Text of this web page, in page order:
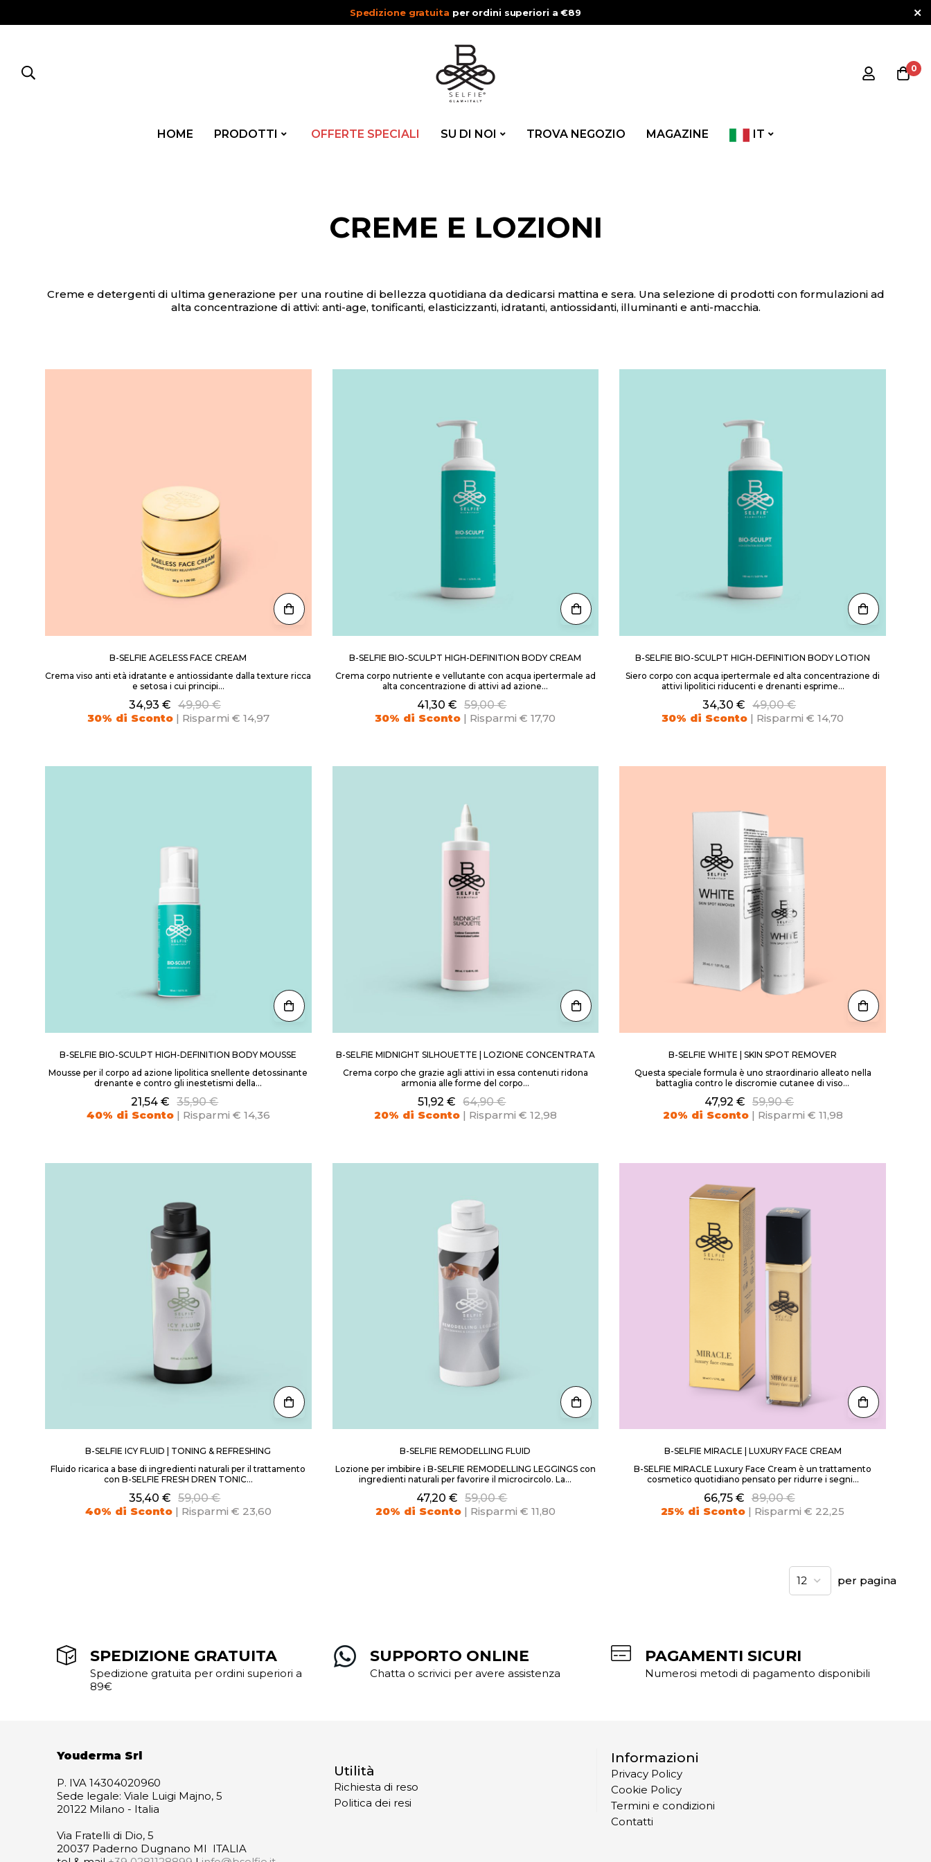
Spedizione gratuita per ordini superiori a €89
0
HOME PRODOTTI OFFERTE SPECIALI SU DI NOI TROVA NEGOZIO MAGAZINE IT
CREME E LOZIONI
Creme e detergenti di ultima generazione per una routine di bellezza quotidiana da dedicarsi mattina e sera. Una selezione di prodotti con formulazioni ad
alta concentrazione di attivi: anti-age, tonificanti, elasticizzanti, idratanti, antiossidanti, illuminanti e anti-macchia.
B-SELFIE AGELESS FACE CREAM
Crema viso anti età idratante e antiossidante dalla texture ricca
e setosa i cui principi...
34,93 € 49,90 €
30% di Sconto| Risparmi € 14,97
B-SELFIE BIO-SCULPT HIGH-DEFINITION BODY CREAM
Crema corpo nutriente e vellutante con acqua ipertermale ad
alta concentrazione di attivi ad azione...
41,30 €
59,00 €
30% di Sconto | Risparmi € 17,70
B-SELFIE BIO-SCULPT HIGH-DEFINITION BODY LOTION
Siero corpo con acqua ipertermale ed alta concentrazione di
attivi lipolitici riducenti e drenanti esprime...
34,30 € 49,00 €
30% di Sconto | Risparmi € 14,70
B-SELFIE BIO-SCULPT HIGH-DEFINITION BODY MOUSSE
Mousse per il corpo ad azione lipolitica snellente detossinante
drenante e contro gli inestetismi della...
21,54 € 35,90 €
40% di Sconto| Risparmi € 14,36
B-SELFIE MIDNIGHT SILHOUETTE | LOZIONE CONCENTRATA
Crema corpo che grazie agli attivi in essa contenuti ridona
armonia alle forme del corpo...
51,92 €
64,90 €
20% di Sconto| Risparmi € 12,98
B-SELFIE WHITE | SKIN SPOT REMOVER
Questa speciale formula è uno straordinario alleato nella
battaglia contro le discromie cutanee di viso...
47,92 € 59,90 €
20% di Sconto| Risparmi € 11,98
B-SELFIE ICY FLUID | TONING & REFRESHING
Fluido ricarica a base di ingredienti naturali per il trattamento
con B-SELFIE FRESH DREN TONIC...
35,40 € 59,00 €
40% di Sconto| Risparmi € 23,60
B-SELFIE REMODELLING FLUID
Lozione per imbibire i B-SELFIE REMODELLING LEGGINGS con
ingredienti naturali per favorire il microcircolo. La...
47,20 €
59,00 €
20% di Sconto| Risparmi € 11,80
B-SELFIE MIRACLE | LUXURY FACE CREAM
B-SELFIE MIRACLE Luxury Face Cream è un trattamento
cosmetico quotidiano pensato per ridurre i segni...
66,75 € 89,00 €
25% di Sconto | Risparmi € 22,25
per pagina
SPEDIZIONE GRATUITA
Spedizione gratuita per ordini superiori a
89€
SUPPORTO ONLINE
Chatta o scrivici per avere assistenza
PAGAMENTI SICURI
Numerosi metodi di pagamento disponibili
Youderma Srl
P. IVA 14304020960
Sede legale: Viale Luigi Majno, 5
20122 Milano - Italia
Via Fratelli di Dio, 5
20037 Paderno Dugnano MI ITALIA
Utilità
Richiesta di reso
Politica dei resi
Informazioni
Privacy Policy
Cookie Policy
Termini e condizioni
Contatti